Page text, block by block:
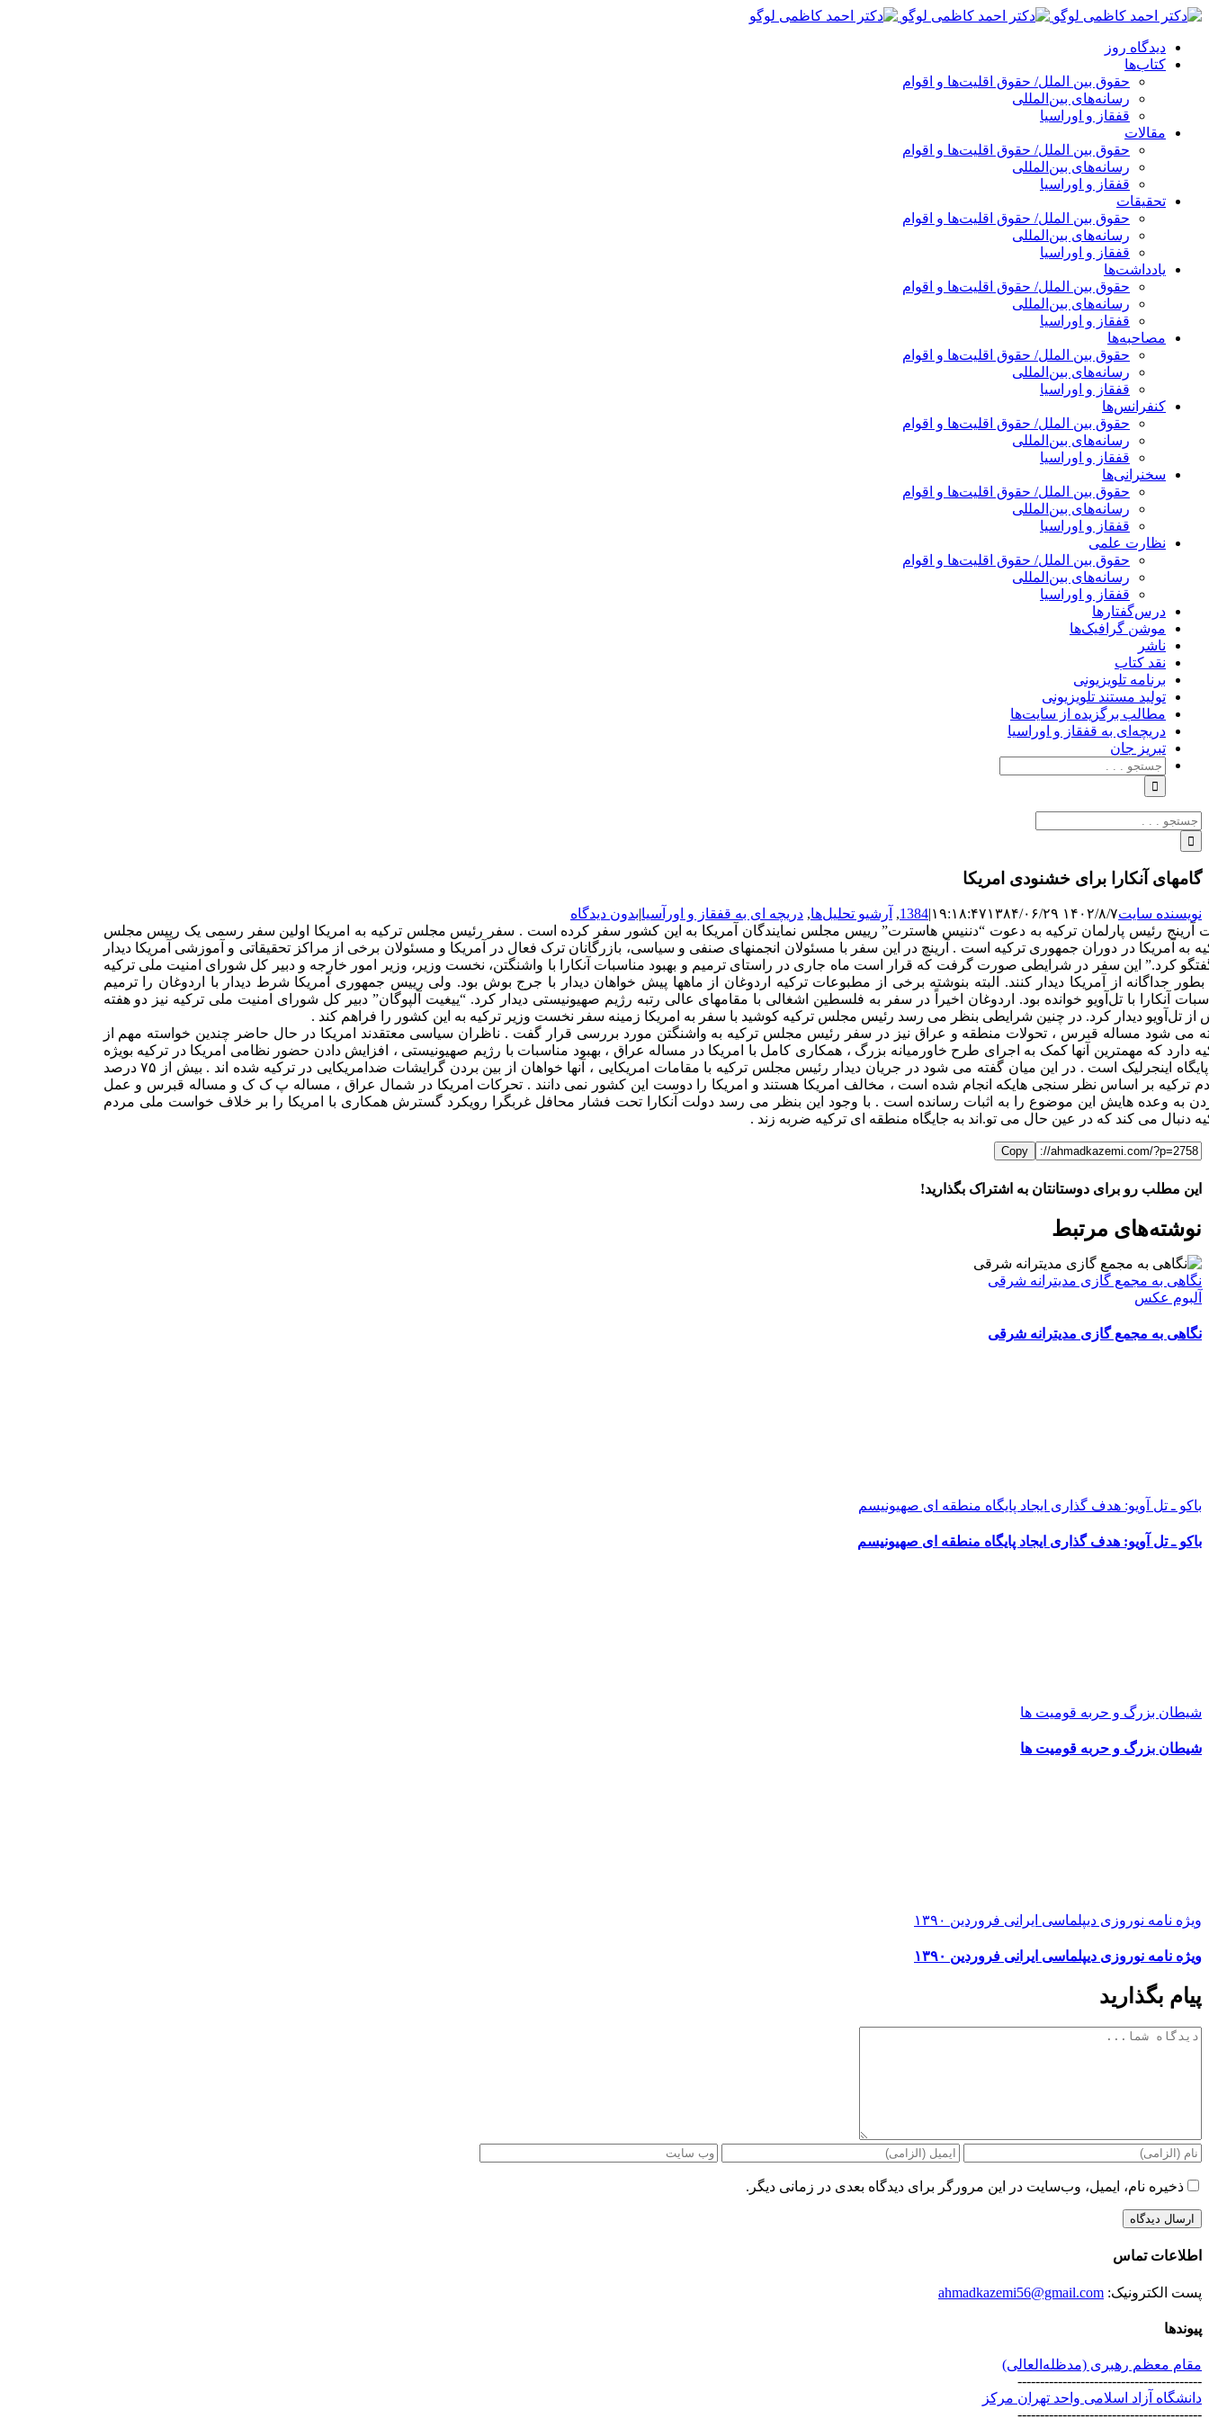
پرش
محتوا
دیدگاه روز
کتاب‌ها
حقوق بین الملل/ حقوق اقلیت‌ها و اقوام
رسانه‌های بین‌المللی
قفقاز و اوراسیا
مقالات
حقوق بین الملل/ حقوق اقلیت‌ها و اقوام
رسانه‌های بین‌المللی
قفقاز و اوراسیا
تحقیقات
حقوق بین الملل/ حقوق اقلیت‌ها و اقوام
رسانه‌های بین‌المللی
قفقاز و اوراسیا
یادداشت‌ها
حقوق بین الملل/ حقوق اقلیت‌ها و اقوام
رسانه‌های بین‌المللی
قفقاز و اوراسیا
مصاحبه‌ها
حقوق بین الملل/ حقوق اقلیت‌ها و اقوام
رسانه‌های بین‌المللی
قفقاز و اوراسیا
کنفرانس‌ها
حقوق بین الملل/ حقوق اقلیت‌ها و اقوام
رسانه‌های بین‌المللی
قفقاز و اوراسیا
سخنرانی‌ها
حقوق بین الملل/ حقوق اقلیت‌ها و اقوام
رسانه‌های بین‌المللی
قفقاز و اوراسیا
نظارت علمی
حقوق بین الملل/ حقوق اقلیت‌ها و اقوام
رسانه‌های بین‌المللی
قفقاز و اوراسیا
درس‌گفتارها
موشن گرافیک‌ها
ناشر
نقد کتاب
برنامه‌ تلویزیونی
تولید مستند تلویزیونی
مطالب برگزیده از سایت‌ها
دریچه‌ای به قفقاز و اوراسیا
تبریزِ جان
جستجو
برای:
جستجو
برای:
گامهای آنکارا برای خشنودی امریکا
نویسنده سایت۱۴۰۲/۸/۷ ۱۹:۱۸:۴۷ ۱۳۸۴/۰۶/۲۹ |
1384
, آرشیو تحلیل‌ها, دریچه ای به قفقاز و اورآسیا|بدون دیدگاه
آرینج رئیس پارلمان ترکیه به دعوت “دننیس هاسترت” رییس مجلس نمایندگان آمریکا به این کشور سفر ‌کرده است . سفر رئیس مجلس ترکیه به امریکا اولین سفر رسمی یک رییس مجلس
به آمریکا در دوران جمهوری ترکیه است . آرینچ در این سفر با مسئولان انجمنهای صنفی و سیاسی، بازرگانان ترک فعال در آمریکا و مسئولان برخی از مراکز تحقیقاتی و آموزشی آمریکا دیدار
کرد.” این سفر در شرایطی صورت گرفت که قرار است ماه جاری در راستای ترمیم و بهبود مناسبات آنکارا با واشنگتن، نخست وزیر، وزیر امور خارجه و دبیر کل شورای امنیت ملی ترکیه
بطور جداگانه از آمریکا دیدار کنند. البته بنوشته برخی از مطبوعات ترکیه اردوغان از ماهها پیش خواهان دیدار با جرج بوش بود. ولی رییس جمهوری آمریکا شرط دیدار با اردوغان را ترمیم
آنکارا با تل‌آویو خوانده بود. اردوغان اخیراً در سفر به فلسطین اشغالی با مقامهای عالی رتبه رژیم صهیونیستی دیدار کرد. “ییغیت آلپوگان” دبیر کل شورای امنیت ملی ترکیه نیز دو هفته
از تل‌آویو دیدار کرد. در چنین شرایطی بنظر می رسد رئیس مجلس ترکیه کوشید با سفر به امریکا زمینه سفر نخست وزیر ترکیه به این کشور را فراهم کند .
می شود مساله قبرس ، تحولات منطقه و عراق نیز در سفر رئیس مجلس ترکیه به واشنگتن مورد بررسی قرار گفت . ناظران سیاسی معتقدند امریکا در حال حاضر چندین خواسته مهم از
دارد که مهمترین آنها کمک به اجرای طرح خاورمیانه بزرگ ، همکاری کامل با امریکا در مساله عراق ، بهبود مناسبات با رژیم صهیونیستی ، افزایش دادن حضور نظامی امریکا در ترکیه بویژه
در پایگاه اینجرلیک است . در این میان گفته می شود در جریان دیدار رئیس مجلس ترکیه با مقامات امریکایی ، آنها خواهان از بین بردن گرایشات ضدامریکایی در ترکیه شده اند . بیش از ۷۵ درصد
ترکیه بر اساس نظر سنجی هایکه انجام شده است ، مخالف امریکا هستند و امریکا را دوست این کشور نمی دانند . تحرکات امریکا در شمال عراق ، مساله پ ک ک و مساله قبرس و عمل
به وعده هایش این موضوع را به اثبات رسانده است . با وجود این بنظر می رسد دولت آنکارا تحت فشار محافل غربگرا رویکرد گسترش همکاری با امریکا را بر خلاف خواست ملی مردم
دنبال می کند که در عین حال می تو.اند به جایگاه منطقه ای ترکیه ضربه زند .
Copy
این مطلب رو برای دوستانتان به اشتراک بگذارید!
FacebookX
LinkedIn
WhatsApp
Telegram
ایمیل
نوشته‌‌های مرتبط
نگاهی به مجمع گازی مدیترانه شرقی
آلبوم عکس
نگاهی به مجمع گازی مدیترانه شرقی
باکو ـ تل آویو: هدف گذاری ایجاد پایگاه منطقه ای صهیونیسم
باکو ـ تل آویو: هدف گذاری ایجاد پایگاه منطقه ای صهیونیسم
شیطان بزرگ و حربه قومیت ها
شیطان بزرگ و حربه قومیت ها
ویژه نامه نوروزی دیپلماسی ایرانی فروردین ۱۳۹۰
ویژه نامه نوروزی دیپلماسی ایرانی فروردین ۱۳۹۰
پیام بگذارید
دیدگاه
ذخیره نام، ایمیل، وب‌سایت در این مرورگر برای دیدگاه بعدی در زمانی دیگر.
اطلاعات تماس
پست الکترونیک: ahmadkazemi56@gmail.com
پیوندها
مقام معظم رهبری (مد‌ظله‌العالی)
-----------------------------------------
دانشگاه آزاد اسلامی واحد تهران مرکز
-----------------------------------------